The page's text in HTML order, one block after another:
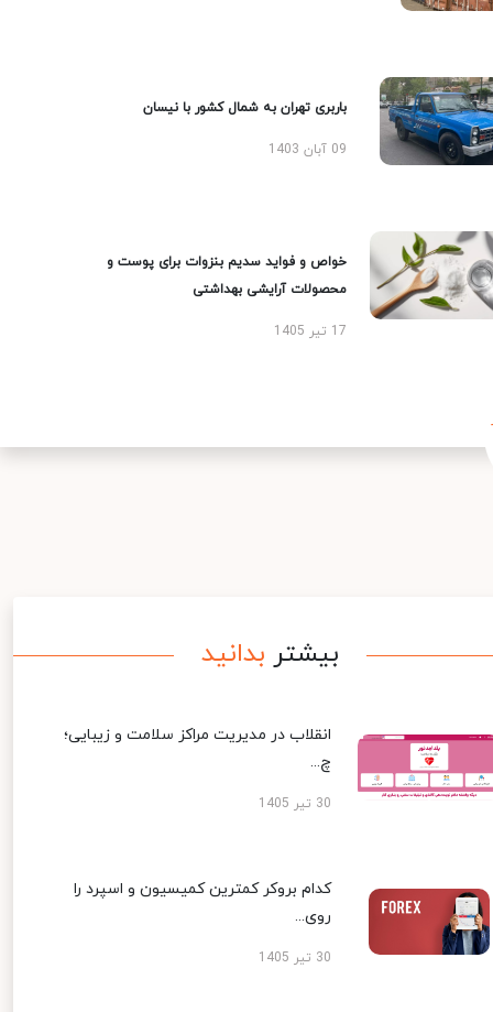
باربری تهران به شمال کشور با نیسان
09 آبان 1403
خواص و فواید سدیم بنزوات برای پوست و
محصولات آرایشی بهداشتی
17 تیر 1405
بیشتر بدانید
انقلاب در مدیریت مراکز سلامت و زیبایی؛
چ...
30 تیر 1405
کدام بروکر کمترین کمیسیون و اسپرد را
روی...
30 تیر 1405